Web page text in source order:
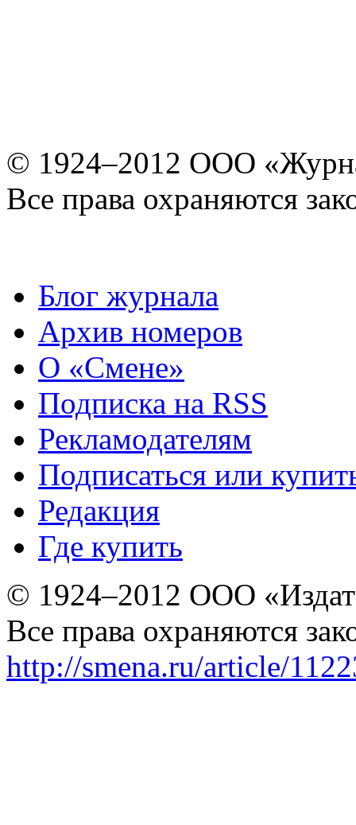
© 1924–2012 ООО
Все права охраняются
Блог журнала
Архив номеров
О «Смене»
Подписка на RSS
Рекламодателям
Подписаться или
Редакция
Где купить
© 1924–2012 ООО
Все права охраняются
http://smena.ru/article/